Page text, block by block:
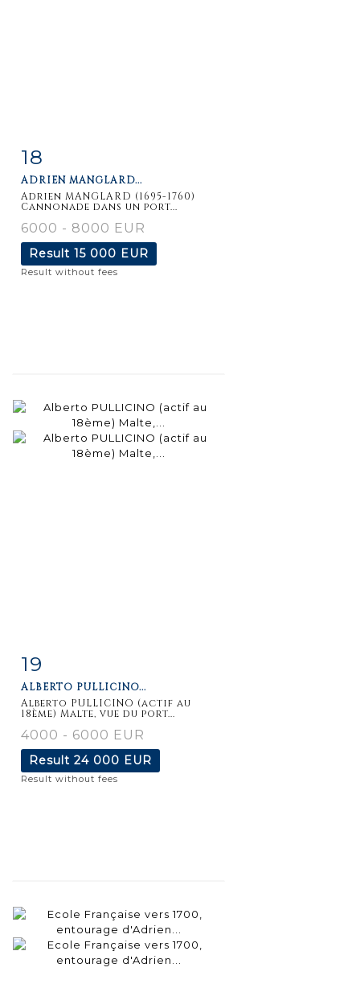
Item detail
18
ADRIEN MANGLARD...
Adrien MANGLARD (1695-1760)
Cannonade dans un port...
6000 - 8000 EUR
Result 15 000 EUR
Result without fees
Item detail
19
ALBERTO PULLICINO...
Alberto PULLICINO (actif au
18ème) Malte, vue du port...
4000 - 6000 EUR
Result 24 000 EUR
Result without fees